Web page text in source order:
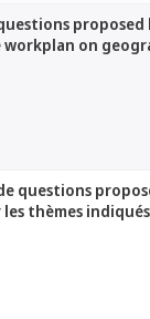
on
questions
thèmes